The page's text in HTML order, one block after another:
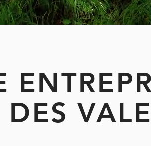
DES